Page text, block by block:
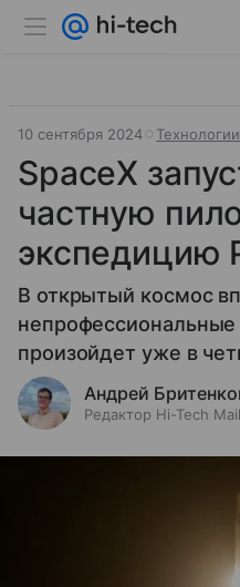
10 сентября 2024 Технологии
SpaceX
частную
экспедицию
В открытый космос
произойдет уже в
Андрей
Редактор Hi-Tech Mail